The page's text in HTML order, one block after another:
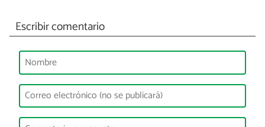
Escribir comentario